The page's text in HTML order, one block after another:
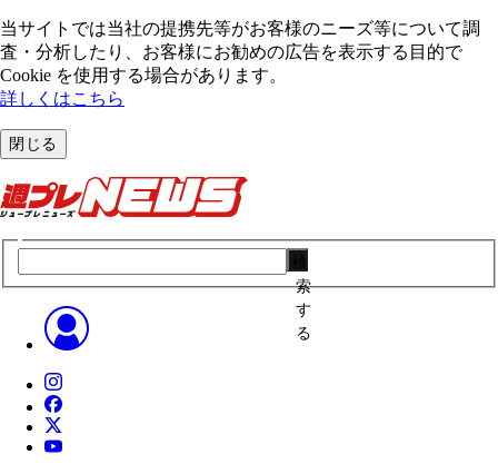
当サイトでは当社の提携先等がお客様のニーズ等について調
査・分析したり、お客様にお勧めの広告を表⽰する⽬的で
Cookie を使⽤する場合があります。
詳しくはこちら
閉じる
索
す
る